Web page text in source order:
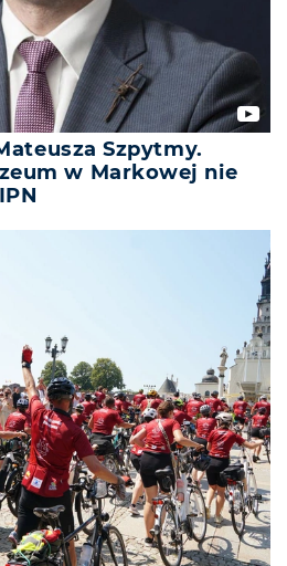
Szpytmy.
w Markowej nie